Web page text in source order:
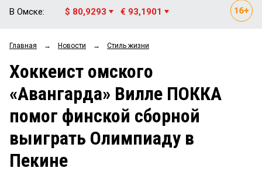
ОБЩЕСТВО
ЗАКОН
НОВОСТИ КОМПАНИЙ
СТИЛЬ ЖИЗНИ
Рейтинги
Блоги
Архив
В Омске: $ 80,9293 € 93,1901
Главная → Новости → Стиль жизни
Хоккеист омского
«Авангарда» Вилле ПОККА
помог финской сборной
выиграть Олимпиаду в
Пекине